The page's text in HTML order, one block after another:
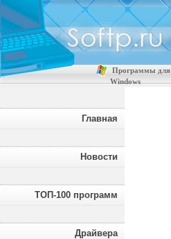
Программы для
Windows
Главная
Новости
ТОП-100 программ
Драйвера